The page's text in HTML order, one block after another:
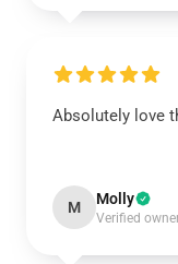
Absolutely love
M Molly
Verified